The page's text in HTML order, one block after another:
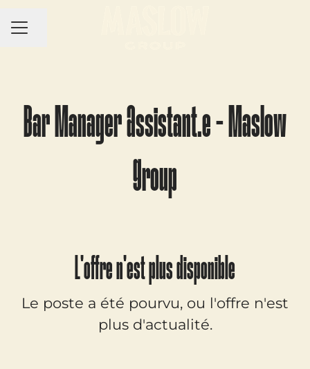
MENU CARRIÈRE
Partager la page
Bar Manager Assistant.e - Maslow
Group
L'offre n'est plus disponible
Le poste a été pourvu, ou l'offre n'est
plus d'actualité.